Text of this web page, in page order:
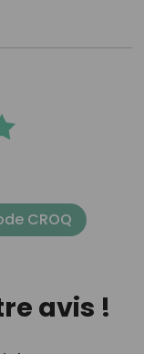
CROQ
avis !